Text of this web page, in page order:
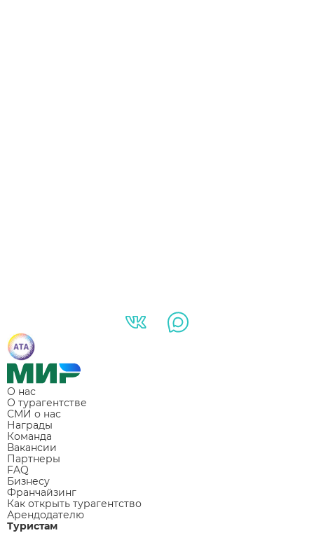
О нас
О турагентстве
СМИ о нас
Награды
Команда
Вакансии
Партнеры
FAQ
Бизнесу
Франчайзинг
Как открыть турагентство
Арендодателю
Туристам